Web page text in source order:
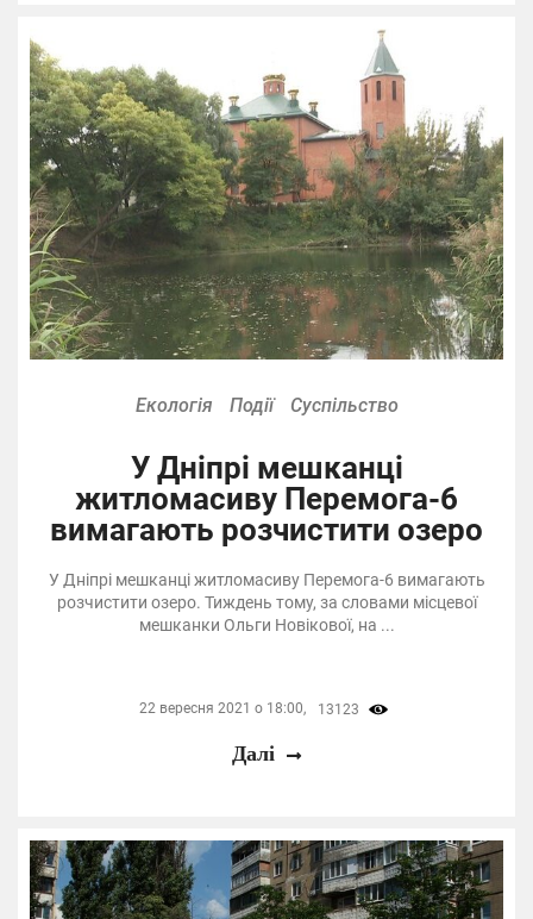
Екологія Події Суспільство
У Дніпрі мешканці
житломасиву Перемога-6
вимагають розчистити озеро
У Дніпрі мешканці житломасиву Перемога-6 вимагають
розчистити озеро. Тиждень тому, за словами місцевої
мешканки Ольги Новікової, на ...
22 вересня 2021 о 18:00, 13123
Далі